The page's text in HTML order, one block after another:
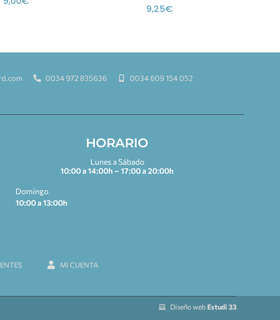
9,25€
0034 972 835636
0034 609 154 052
HORARIO
Lunes a Sábado
10:00 a 14:00h – 17:00 a 20:00h
Domingo
10:00 a 13:00h
MI CUENTA
Diseño web Estudi 33